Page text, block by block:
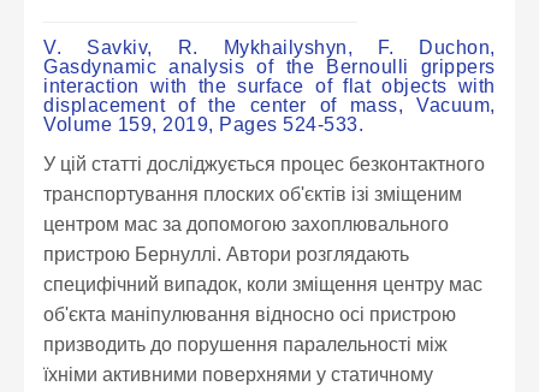
V. Savkiv, R. Mykhailyshyn, F. Duchon,
Gasdynamic analysis of the Bernoulli grippers
interaction with the surface of flat objects with
displacement of the center of mass, Vacuum,
Volume 159, 2019, Pages 524-533.
У цій статті досліджується процес безконтактного
транспортування плоских об'єктів ізі зміщеним
центром мас за допомогою захоплювального
пристрою Бернуллі. Автори розглядають
специфічний випадок, коли зміщення центру мас
об'єкта маніпулювання відносно осі пристрою
призводить до порушення паралельності між
їхніми активними поверхнями у статичному